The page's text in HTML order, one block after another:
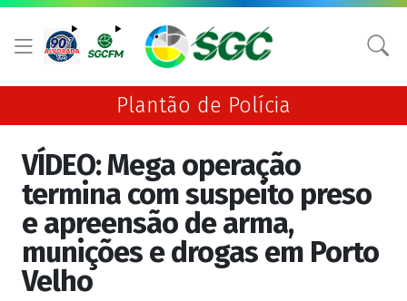
Plantão de Polícia
VÍDEO: Mega operação
termina com suspeito preso
e apreensão de arma,
munições e drogas em Porto
Velho